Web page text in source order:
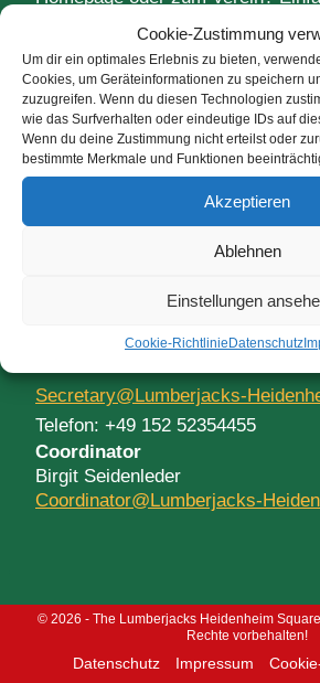
Cookie-Zustimmung
Um dir ein optimales Erlebnis zu bieten,
Cookies, um Geräteinformationen zu speichern
zuzugreifen. Wenn du diesen Technologien
wie das Surfverhalten oder eindeutige IDs auf
Wenn du deine Zustimmung nicht erteilst oder
bestimmte Merkmale und Funktionen
Akzeptieren
Ablehnen
Einstellungen
Cookie-Richtlinie Datenschutz
President&Treasurer
Kurt Hübner
President@Lumberjacks-
Treasurer@Lumberjacks-
Telefon: +49 7322 24562
Ingrid Stricker-Schmid
Secretary@Lumberjacks-
Telefon: +49 152 52354455
Coordinator
Birgit Seidenleder
Coordinator@Lumberjacks-
© 2026 - The Lumberjacks Heidenheim
Rechte vorbehalten!
Datenschutz Impressum